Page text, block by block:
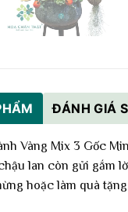
ĐÁNH GIÁ
Vàng Mix 3 Gốc
lan còn gửi gắm
hoặc làm quà